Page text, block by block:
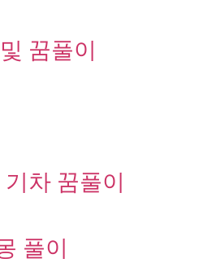
꿈풀이
차 꿈풀이
풀이